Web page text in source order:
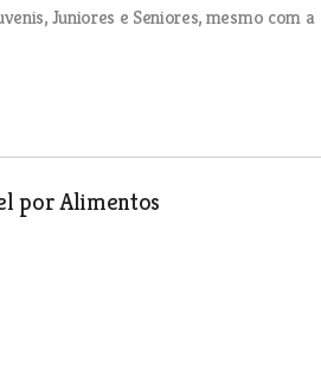
Juniores e Seniores, mesmo com a
por Alimentos